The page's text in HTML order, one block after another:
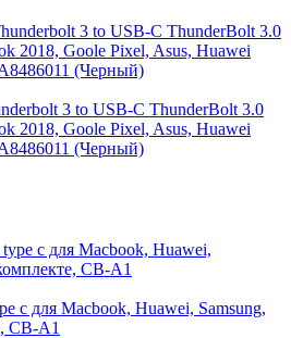
3 to USB-C ThunderBolt 3.0
2018, Goole Pixel, Asus, Huawei
(Черный)
c для Macbook, Huawei, Samsung,
CB-A1